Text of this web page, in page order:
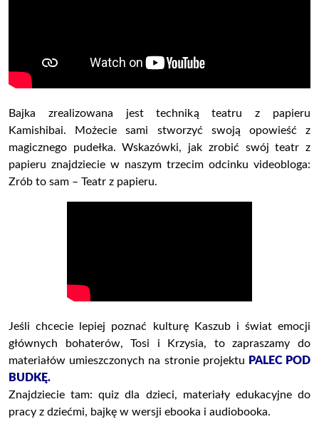
Bajka zrealizowana jest techniką teatru z papieru
Kamishibai. Możecie sami stworzyć swoją opowieść z
magicznego pudełka.Wskazówki, jak zrobić swój teatr z
papieru znajdziecie w naszym trzecim odcinku videobloga:
Zrób to sam – Teatr z papieru.
Jeśli chcecie lepiej poznać kulturę Kaszub i świat emocji
głównych bohaterów, Tosi i Krzysia, to zapraszamy do
materiałów umieszczonych na stronie projektu PALEC POD
BUDKĘ.
Znajdziecie tam: quiz dla dzieci, materiały edukacyjne do
pracy z dziećmi, bajkę w wersji ebooka i audiobooka.